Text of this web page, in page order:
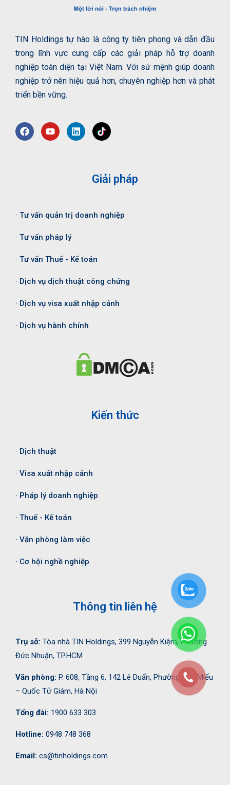
TIN Holdings tự hào là công ty tiên phong và dẫn đầu
trong lĩnh vực cung cấp các giải pháp hỗ trợ doanh
nghiệp toàn diện tại Việt Nam. Với sứ mệnh giúp doanh
nghiệp trở nên hiệu quả hơn, chuyên nghiệp hơn và phát
triển bền vững.
Giải pháp
· Tư vấn quản trị doanh nghiệp
· Tư vấn pháp lý
· Tư vấn Thuế - Kế toán
· Dịch vụ dịch thuật công chứng
· Dịch vụ visa xuất nhập cảnh
· Dịch vụ hành chính
Kiến thức
· Dịch thuật
· Visa xuất nhập cảnh
· Pháp lý doanh nghiệp
· Thuế - Kế toán
· Văn phòng làm việc
· Cơ hội nghề nghiệp
Thông tin liên hệ
Trụ sở: Tòa nhà TIN Holdings, 399 Nguyễn Kiệm, Phường
Đức Nhuận, TP.HCM
Văn phòng: P. 608, Tầng 6, 142 Lê Duẩn, Phường Văn Miếu
– Quốc Tử Giám, Hà Nội
Tổng đài: 1900 633 303
Hotline: 0948 748 368
Email: cs@tinholdings.com